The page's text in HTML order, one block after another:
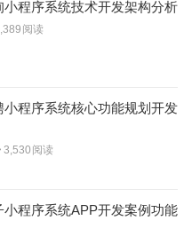
小程序系统技术开发架构分析
阅读
小程序系统核心功能规划开发
3,530 阅读
小程序系统APP开发案例功能